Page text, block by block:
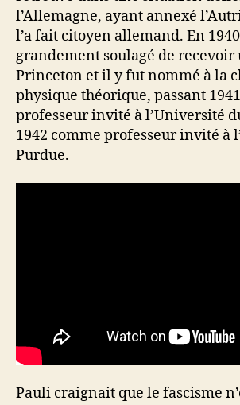
l’Allemagne, ayant annexé
l’a fait citoyen allemand. En
grandement soulagé de recevoir
Princeton et il y fut nommé à la
physique théorique, passant
professeur invité à l’Université
1942 comme professeur invité à
Purdue.
Pauli craignait que le fascisme